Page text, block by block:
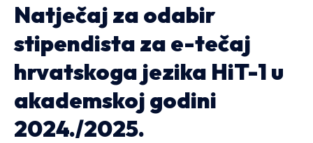
Natječaj za odabir
stipendista za e-tečaj
hrvatskoga jezika HiT-1 u
akademskoj godini
2024./2025.